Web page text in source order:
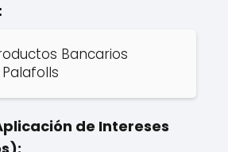
Bancarios
de Intereses